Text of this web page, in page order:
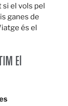
si el vols pel
ganes de
és el
El